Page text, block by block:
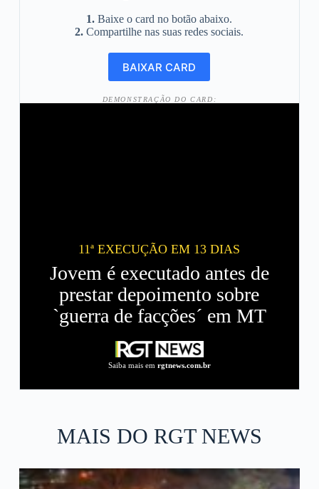
1. Baixe o card no botão abaixo.
2. Compartilhe nas suas redes sociais.
DEMONSTRAÇÃO DO CARD:
11ª EXECUÇÃO EM 13 DIAS
Jovem é executado antes de
prestar depoimento sobre
`guerra de facções´ em MT
Saiba mais em rgtnews.com.br
MAIS DO RGT NEWS